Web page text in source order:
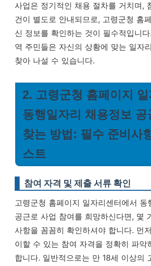
사업은 정기적인 채용 절차를 거치며,
건이 별도로 안내되므로, 고령군청 홈
신 정보를 확인하는 것이 필수적입니
역 주민들은 자신의 상황에 맞는 일자
찾아 나설 수 있습니다.
2. 고령군청 홈페이지 일
동행일자리 채용정보 공
찾는 방법: 필수 준비사
스트
참여 자격 및 제출 서류 확인
고령군청 홈페이지 일자리센터에서 동
공근로 사업 참여를 희망하신다면, 몇
사항을 꼼꼼히 확인하셔야 합니다. 먼
이할 수 있는 참여 자격을 정확히 파악
합니다. 일반적으로는 만 18세 이상의